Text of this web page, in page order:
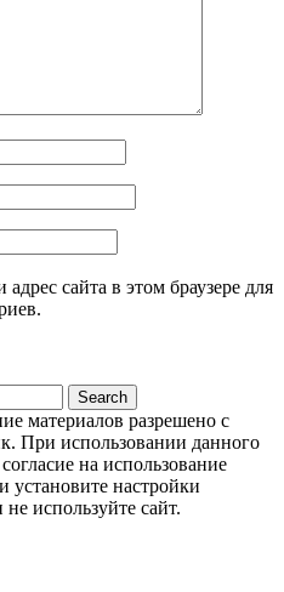
сайта в этом браузере для
Search
материалов разрешено с
При использовании данного
на использование
установите настройки
используйте сайт.